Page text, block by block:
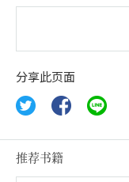
分享此页面
推荐书籍